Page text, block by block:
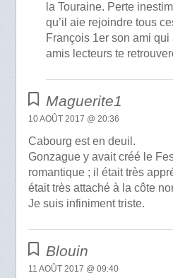
la Touraine. Perte
qu’il aie rejoindre tous
François 1er son ami
amis lecteurs te
Maguerite1
10 AOÛT 2017 @ 20:36
Cabourg est en deuil.
Gonzague y avait créé le
romantique ; il était très
était très attaché à la côte
Je suis infiniment triste.
Blouin
11 AOÛT 2017 @ 09:40